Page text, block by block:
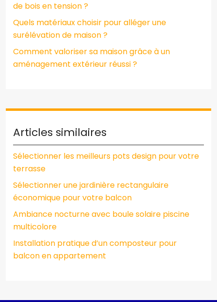
de bois en tension ?
Quels matériaux choisir pour alléger une
surélévation de maison ?
Comment valoriser sa maison grâce à un
aménagement extérieur réussi ?
Articles similaires
Sélectionner les meilleurs pots design pour votre
terrasse
Sélectionner une jardinière rectangulaire
économique pour votre balcon
Ambiance nocturne avec boule solaire piscine
multicolore
Installation pratique d’un composteur pour
balcon en appartement